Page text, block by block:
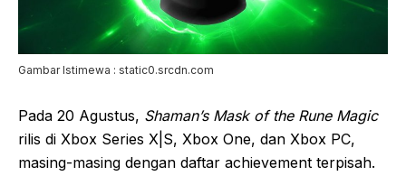
Gambar Istimewa : static0.srcdn.com
Pada 20 Agustus, Shaman’s Mask of the Rune Magic
rilis di Xbox Series X|S, Xbox One, dan Xbox PC,
masing-masing dengan daftar achievement terpisah.